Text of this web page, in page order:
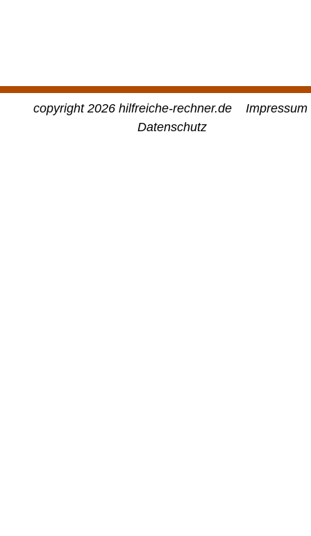
copyright 2026 hilfreiche-rechner.de
Impressum
Datenschutz